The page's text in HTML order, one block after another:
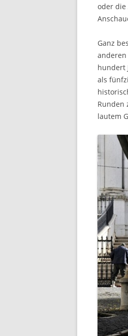
oder die
Ganz
anderen
hundert
als
Runden
lautem